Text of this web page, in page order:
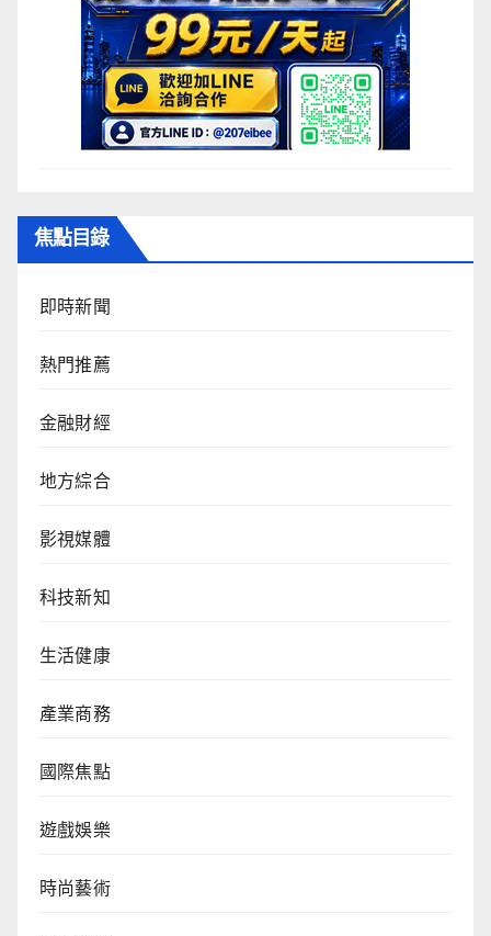
焦點目錄
即時新聞
熱門推薦
金融財經
地方綜合
影視媒體
科技新知
生活健康
產業商務
國際焦點
遊戲娛樂
時尚藝術